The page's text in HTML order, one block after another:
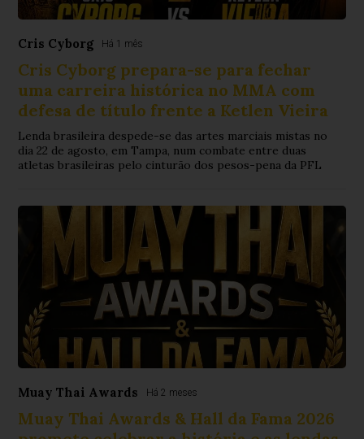
Cris Cyborg Há 1 mês
Cris Cyborg prepara-se para fechar
uma carreira histórica no MMA com
defesa de título frente a Ketlen Vieira
Lenda brasileira despede-se das artes marciais mistas no
dia 22 de agosto, em Tampa, num combate entre duas
atletas brasileiras pelo cinturão dos pesos-pena da PFL
Muay Thai Awards Há 2 meses
Muay Thai Awards & Hall da Fama 2026